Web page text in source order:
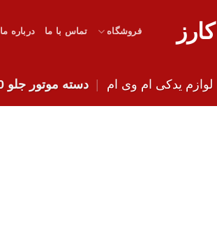
فروشگاه تماس با ما درباره ما
لوازم یدکی ام وی ام | دسته موتور جلو 530